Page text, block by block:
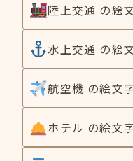
陸上交通 の絵
水上交通 の絵
航空機 の絵文
ホテル の絵文